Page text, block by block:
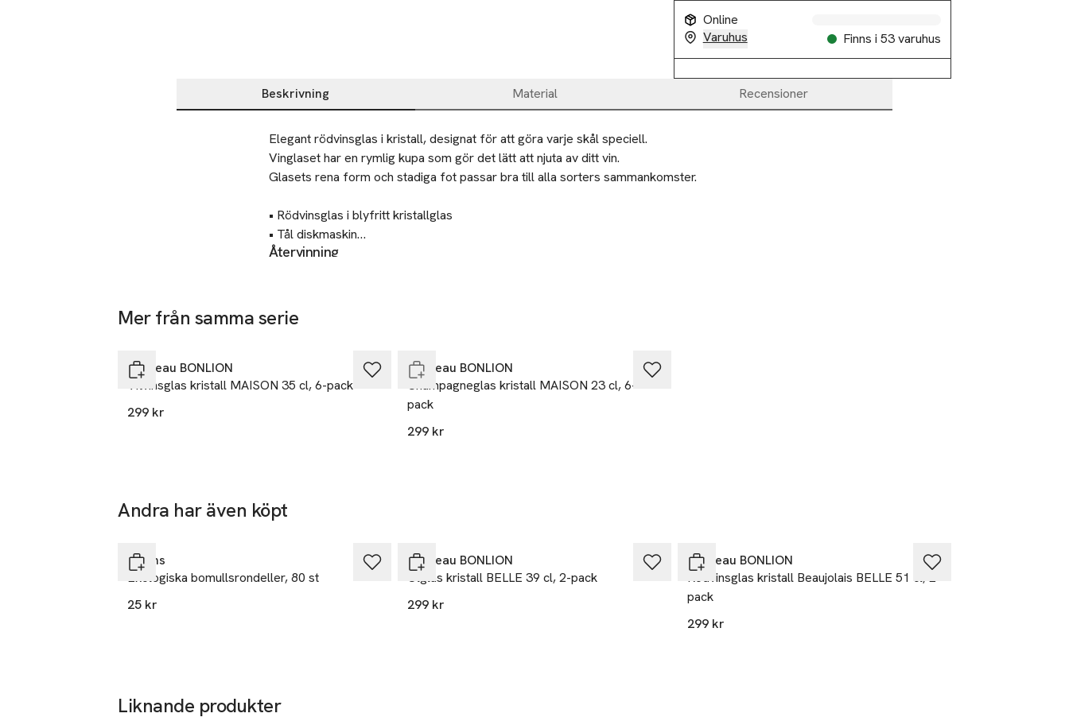
Online
Varuhus
Finns i 53 varuhus
Beskrivning Material Recensioner
Beskrivning
Elegant rödvinsglas i kristall, designat för att göra varje skål speciell.
Vinglaset har en rymlig kupa som gör det lätt att njuta av ditt vin.
Glasets rena form och stadiga fot passar bra till alla sorters sammankomster.
• Rödvinsglas i blyfritt kristallglas
• Tål diskmaskin
• 6-pack
MAISON-serien från Château BONLION förenar elegans och kvalitet - skapad för att förhöja
I serien finns rödvinsglas, vitvinsglas och champagneglas.
Återvinning
Åhléns AB
113 43 Stockholm
Sweden
Mer från samma serie
Chateau BONLION
Vitvinsglas kristall MAISON 35 cl, 6-pack
299 kr
Chateau BONLION
Champagneglas kristall MAISON 23 cl, 6-
pack
299 kr
Andra har även köpt
Åhléns
Ekologiska bomullsrondeller, 80 st
25 kr
Chateau BONLION
Ölglas kristall BELLE 39 cl, 2-pack
299 kr
Chateau BONLION
Rödvinsglas kristall Beaujolais BELLE 51 cl, 2-
pack
299 kr
Liknande produkter